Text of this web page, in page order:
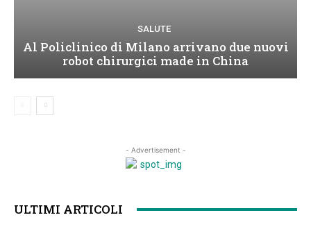
SALUTE
Al Policlinico di Milano arrivano due nuovi
robot chirurgici made in China
- Advertisement -
ULTIMI ARTICOLI